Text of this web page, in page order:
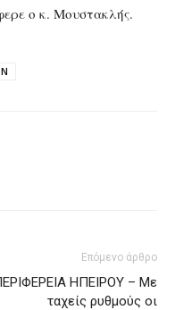
ο κ. Μουστακλής.
Επόμενο άρθρο
ΗΠΕΙΡΟΥ – Με
ταχείς ρυθμούς οι